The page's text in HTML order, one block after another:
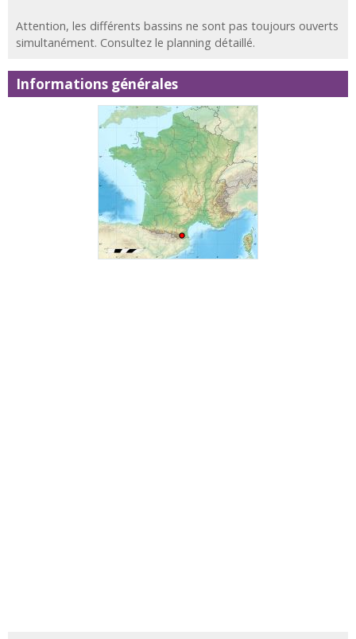
Attention, les différents bassins ne sont pas toujours ouverts
simultanément. Consultez le planning détaillé.
Informations générales